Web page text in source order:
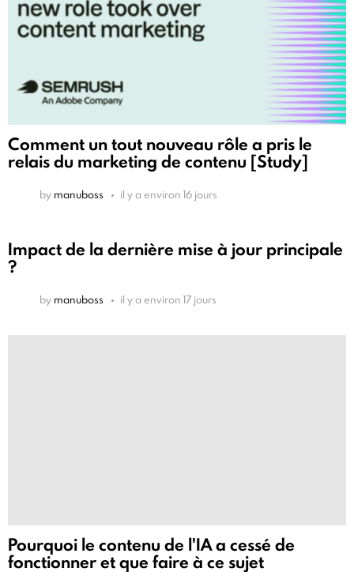
Comment un tout nouveau rôle a pris le
relais du marketing de contenu [Study]
by manuboss il y a environ 16 jours
Impact de la dernière mise à jour principale
?
by manuboss il y a environ 17 jours
Pourquoi le contenu de l'IA a cessé de
fonctionner et que faire à ce sujet